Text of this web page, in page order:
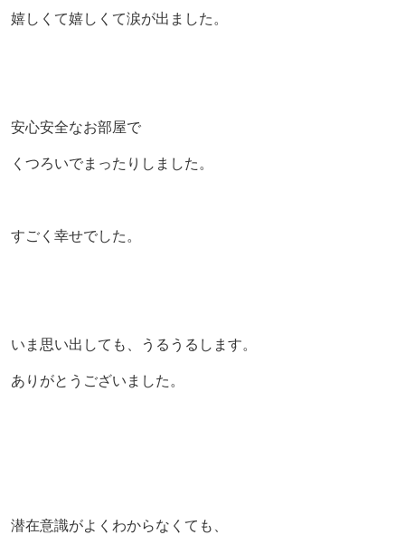
嬉しくて嬉しくて涙が出ました。
安心安全なお部屋で
くつろいでまったりしました。
すごく幸せでした。
いま思い出しても、うるうるします。
ありがとうございました。
潜在意識がよくわからなくても、